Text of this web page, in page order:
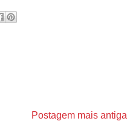
Postagem mais antiga